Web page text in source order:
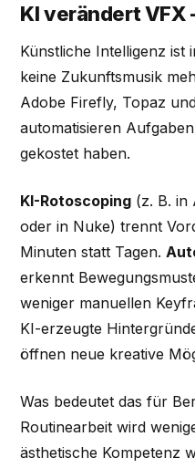
KI verändert VFX
Künstliche Intelligenz ist
keine Zukunftsmusik
Adobe Firefly, Topaz
automatisieren
gekostet haben.
KI-Rotoscoping (z. B. in
oder in Nuke) trennt
Minuten statt Tagen.
erkennt
weniger manuellen
KI-erzeugte
öffnen neue kreative
Was bedeutet das für
Routinearbeit wird
ästhetische Kompetenz